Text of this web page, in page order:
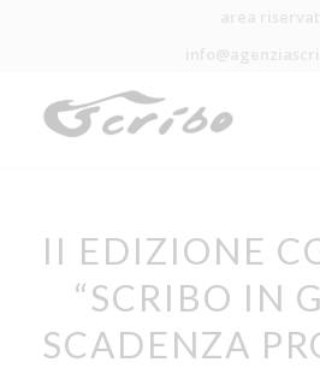
II EDIZIONE
“SCRIBO IN
SCADENZA